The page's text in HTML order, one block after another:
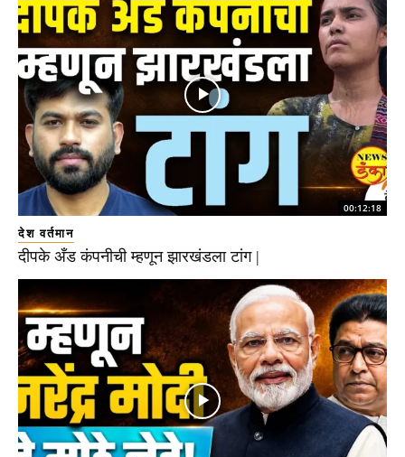
00:12:18
देश वर्तमान
दीपके अँड कंपनीची म्हणून झारखंडला टांग |